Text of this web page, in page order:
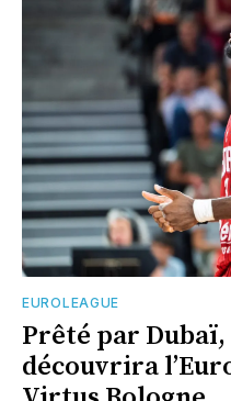
EUROLEAGUE
Prêté par
découvrira